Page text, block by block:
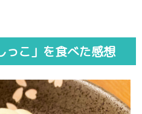
っこ」を食べた感想